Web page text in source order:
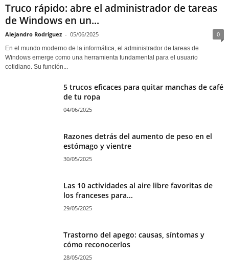
Truco rápido: abre el administrador de tareas
de Windows en un...
Alejandro Rodríguez - 05/06/2025 0
En el mundo moderno de la informática, el administrador de tareas de
Windows emerge como una herramienta fundamental para el usuario
cotidiano. Su función...
5 trucos eficaces para quitar manchas de café
de tu ropa
04/06/2025
Razones detrás del aumento de peso en el
estómago y vientre
30/05/2025
Las 10 actividades al aire libre favoritas de
los franceses para...
29/05/2025
Trastorno del apego: causas, síntomas y
cómo reconocerlos
28/05/2025